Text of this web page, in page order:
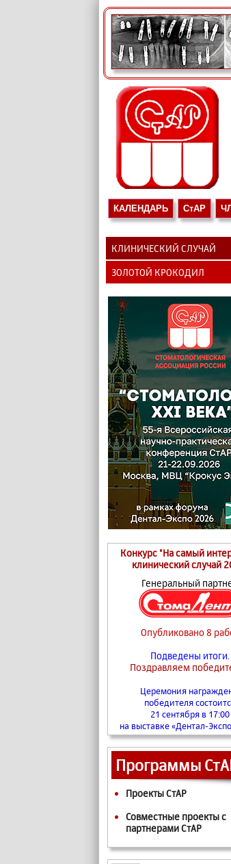
КАЛЕНДАРЬ СтАР
КЛИНИЧЕСКИЙ СЛУЧАЙ
ЗОЛОТОЙ КРОКОДИЛ
Конкурс "На самый
клинический случай
Генеральный
Опубликовано 8
Подведены итоги.
Поздравляем
Церемония
победителя
21 сентября в 17:00
на выставке «Дентал-
Программы
Проекты СтАР
Совместные проекты с
партнерами СтАР